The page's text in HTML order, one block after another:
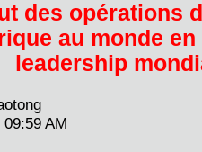
des opérations
au monde
leadership
AM